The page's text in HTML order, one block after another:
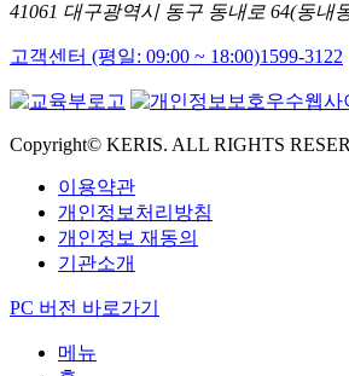
41061 대구광역시 동구 동내로 64(동내
고객센터 (평일: 09:00 ~ 18:00)1599-3122
Copyright© KERIS. ALL RIGHTS
이용약관
개인정보처리방침
개인정보 재동의
기관소개
PC 버전 바로가기
메뉴